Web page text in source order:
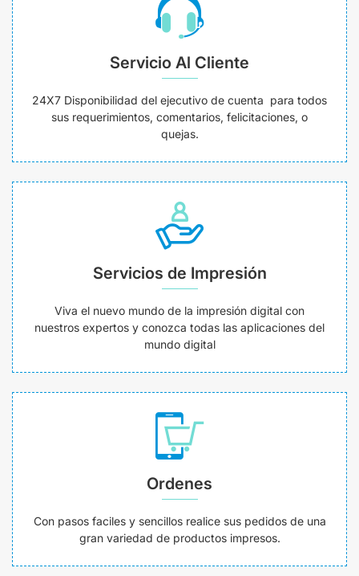
Servicio Al Cliente
24X7 Disponibilidad del ejecutivo de cuenta para todos
sus requerimientos, comentarios, felicitaciones, o
quejas.
Servicios de Impresión
Viva el nuevo mundo de la impresión digital con
nuestros expertos y conozca todas las aplicaciones del
mundo digital
Ordenes
Con pasos faciles y sencillos realice sus pedidos de una
gran variedad de productos impresos.